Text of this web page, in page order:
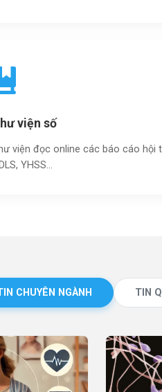
viện số
viện đọc online các báo cáo hội
YHSS…
CHUYÊN NGÀNH TIN